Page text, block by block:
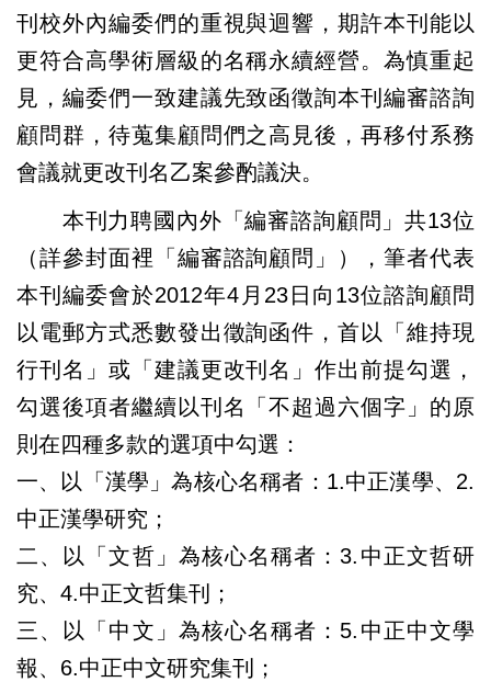
刊校外內編委們的重視與迴響，期許本刊能以
更符合高學術層級的名稱永續經營。為慎重起
見，編委們一致建議先致函徵詢本刊編審諮詢
顧問群，待蒐集顧問們之高見後，再移付系務
會議就更改刊名乙案參酌議決。
本刊力聘國內外「編審諮詢顧問」共13位
（詳參封面裡「編審諮詢顧問」），筆者代表
本刊編委會於2012年4月23日向13位諮詢顧問
以電郵方式悉數發出徵詢函件，首以「維持現
行刊名」或「建議更改刊名」作出前提勾選，
勾選後項者繼續以刊名「不超過六個字」的原
則在四種多款的選項中勾選：
一、以「漢學」為核心名稱者：1.中正漢學、2.
中正漢學研究；
二、以「文哲」為核心名稱者：3.中正文哲研
究、4.中正文哲集刊；
三、以「中文」為核心名稱者：5.中正中文學
報、6.中正中文研究集刊；